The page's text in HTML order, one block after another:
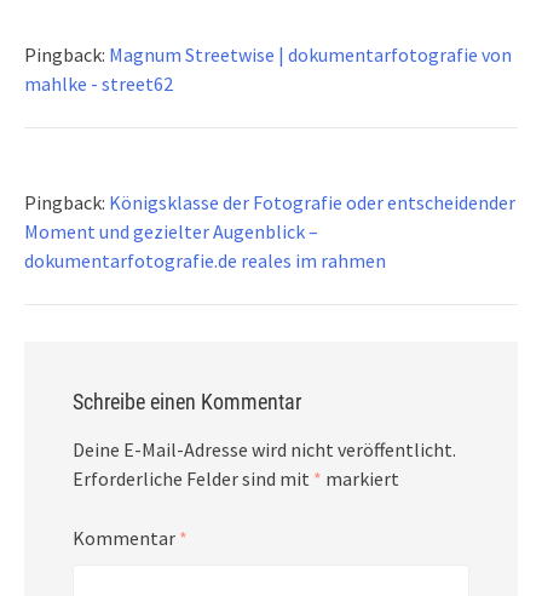
Pingback: Magnum Streetwise | dokumentarfotografie von
mahlke - street62
Pingback: Königsklasse der Fotografie oder entscheidender
Moment und gezielter Augenblick –
dokumentarfotografie.de reales im rahmen
Schreibe einen Kommentar
Deine E-Mail-Adresse wird nicht veröffentlicht.
Erforderliche Felder sind mit * markiert
Kommentar *